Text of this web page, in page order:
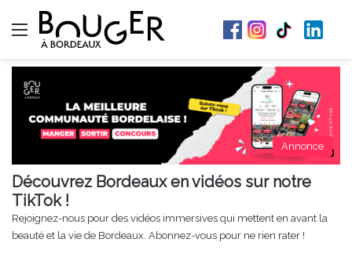
Menu
Annonce
Découvrez Bordeaux en vidéos sur notre
TikTok !
Rejoignez-nous pour des vidéos immersives qui mettent en avant la
beauté et la vie de Bordeaux. Abonnez-vous pour ne rien rater !